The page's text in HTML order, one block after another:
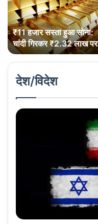
₹11 हजार सस्ता हुआ सोना:
चांदी गिरकर ₹2.32 लाख पर
आई
देश/विदेश